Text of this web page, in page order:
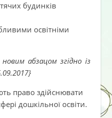
будинків
освітніми
абзацом згідно із
право здійснювати
дошкільної освіти.